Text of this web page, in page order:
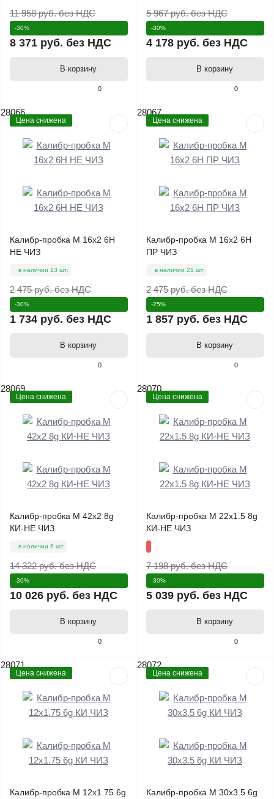
0
11 958 руб.без НДС
-30%
8 371 руб. без НДС
В корзину
0
5 967 руб.без НДС
-30%
4 178 руб. без НДС
В корзину
28066
Цена снижена
0
Калибр-пробка М 16х2 6Н
НЕ ЧИЗ
в наличии 13 шт.
2 475 руб.без НДС
-30%
1 734 руб. без НДС
В корзину
28067
Цена снижена
0
Калибр-пробка М 16х2 6Н
ПР ЧИЗ
в наличии 21 шт.
2 475 руб.без НДС
-25%
1 857 руб. без НДС
В корзину
28069
Цена снижена
0
Калибр-пробка М 42х2 8g
КИ-НЕ ЧИЗ
в наличии 6 шт.
14 322 руб.без НДС
-30%
10 026 руб. без НДС
В корзину
28070
Цена снижена
0
Калибр-пробка М 22х1.5 8g
КИ-НЕ ЧИЗ
7 198 руб.без НДС
-30%
5 039 руб. без НДС
В корзину
28071
Цена снижена
Калибр-пробка М 12х1.75 6g
28072
Цена снижена
Калибр-пробка М 30х3.5 6g